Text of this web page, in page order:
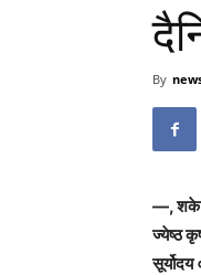
By
—, शके
ज्येष्ठ
सूर्योदय